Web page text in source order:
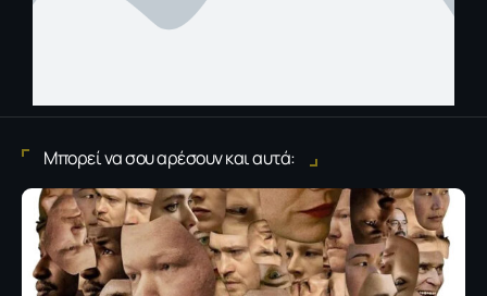
Μπορεί να σου αρέσουν και αυτά: